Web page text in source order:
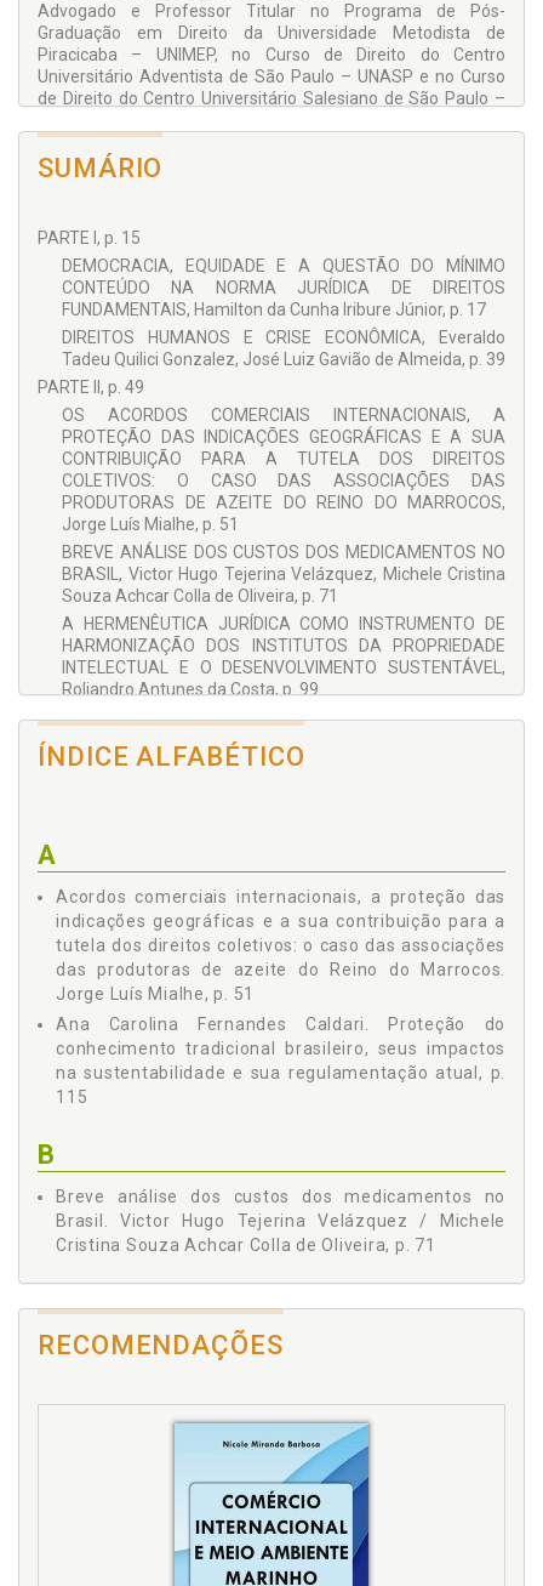
Advogado e Professor Titular no Programa de Pós-
Graduação em Direito da Universidade Metodista de
Piracicaba – UNIMEP, no Curso de Direito do Centro
Universitário Adventista de São Paulo – UNASP e no Curso
de Direito do Centro Universitário Salesiano de São Paulo –
MICHELE CRISTINA SOUZA ACHCAR COLLA DE OLIVEIRA
Graduação em Direito Civil e Processo Civil do PROORDEM.
Pós-Graduada em Direito Empresarial com ênfase em
processo civil no Centro Universitário Salesiano de São Paulo
– Unisal, Unidade Campinas. Mestre em Direito pela
Universidade Metodista de Piracicaba(UNIMEP), na área de
Propriedade Intelectual. Editora da Revista eletrônica do
Curso de Direito da UNIFEOB intitulada JusFEOB. E-mail:
michelecolla@live.com
COLABORADORES
Ana Carolina Fernandes Caldari
Everaldo Tadeu Quilici Gonzalez
Hamilton da Cunha Iribure Júnior
Jorge Luís Mialhe
José Luiz Gavião de Almeida
Luiz Fernando Vallim de Castro
Michele Cristina Souza Achcar Colla de Oliveira
Roliandro Antunes da Costa
Victor Hugo Tejerina Velázquez
SUMÁRIO
PARTE I, p. 15
DEMOCRACIA, EQUIDADE E A QUESTÃO DO MÍNIMO
CONTEÚDO NA NORMA JURÍDICA DE DIREITOS
FUNDAMENTAIS, Hamilton da Cunha Iribure Júnior, p. 17
DIREITOS HUMANOS E CRISE ECONÔMICA, Everaldo
Tadeu Quilici Gonzalez, José Luiz Gavião de Almeida, p. 39
PARTE II, p. 49
OS ACORDOS COMERCIAIS INTERNACIONAIS, A
PROTEÇÃO DAS INDICAÇÕES GEOGRÁFICAS E A SUA
CONTRIBUIÇÃO PARA A TUTELA DOS DIREITOS
COLETIVOS: O CASO DAS ASSOCIAÇÕES DAS
PRODUTORAS DE AZEITE DO REINO DO MARROCOS,
Jorge Luís Mialhe, p. 51
BREVE ANÁLISE DOS CUSTOS DOS MEDICAMENTOS NO
BRASIL, Victor Hugo Tejerina Velázquez, Michele Cristina
Souza Achcar Colla de Oliveira, p. 71
A HERMENÊUTICA JURÍDICA COMO INSTRUMENTO DE
HARMONIZAÇÃO DOS INSTITUTOS DA PROPRIEDADE
INTELECTUAL E O DESENVOLVIMENTO SUSTENTÁVEL,
Roliandro Antunes da Costa, p. 99
PROTEÇÃO DO CONHECIMENTO TRADICIONAL
BRASILEIRO, SEUS IMPACTOS NA SUSTENTABILIDADE E
SUA REGULAMENTAÇÃO ATUAL, Ana Carolina Fernandes
Michele Cristina Souza Achcar Colla de Oliveira, p. 157
ÍNDICE ALFABÉTICO
A
Acordos comerciais internacionais, a proteção das
indicações geográficas e a sua contribuição para a
tutela dos direitos coletivos: o caso das associações
das produtoras de azeite do Reino do Marrocos.
Jorge Luís Mialhe, p. 51
Ana Carolina Fernandes Caldari. Proteção do
conhecimento tradicional brasileiro, seus impactos
na sustentabilidade e sua regulamentação atual, p.
115
B
Breve análise dos custos dos medicamentos no
Brasil. Victor Hugo Tejerina Velázquez / Michele
Cristina Souza Achcar Colla de Oliveira, p. 71
C
Conhecimento tradicional. Proteção do
Ana Carolina Fernandes Caldari, p. 115
Crise econômica. Direitos humanos e crise
econômica. Everaldo Tadeu Quilici Gonzalez / José
Luiz Gavião de Almeida, p. 39
RECOMENDAÇÕES